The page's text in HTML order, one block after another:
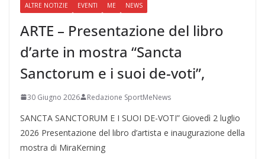
ALTRE NOTIZIE EVENTI ME NEWS
ARTE – Presentazione del libro
d’arte in mostra “Sancta
Sanctorum e i suoi de-voti”,
30 Giugno 2026 Redazione SportMeNews
SANCTA SANCTORUM E I SUOI DE-VOTI” Giovedì 2 luglio
2026 Presentazione del libro d’artista e inaugurazione della
mostra di MiraKerning